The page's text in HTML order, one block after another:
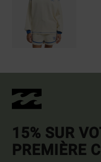
15% SUR
PREMIÈRE